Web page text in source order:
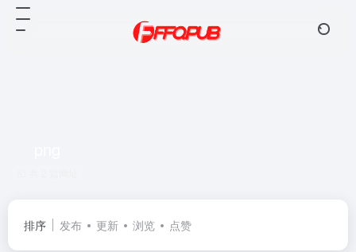
排序 发布 更新 浏览 点赞